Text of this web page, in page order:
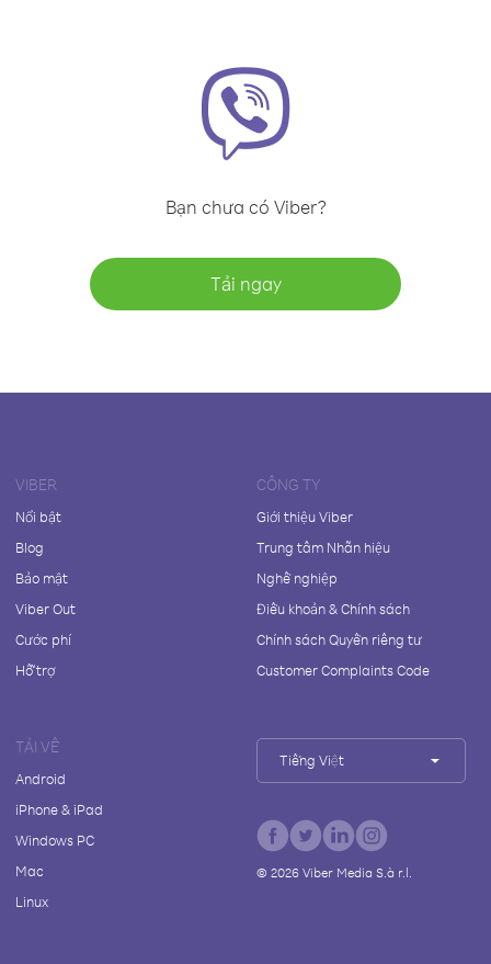
Bạn chưa có Viber?
Tải ngay
VIBER
Nổi bật
Blog
Bảo mật
Viber Out
Cước phí
Hỗ trợ
CÔNG TY
Giới thiệu Viber
Trung tâm Nhãn hiệu
Nghề nghiệp
Điều khoản & Chính sách
Chính sách Quyền riêng tư
Customer Complaints Code
TẢI VỀ
Android
iPhone & iPad
Windows PC
Mac
Linux
Tiếng Việt
© 2026Viber Media S.à r.l.